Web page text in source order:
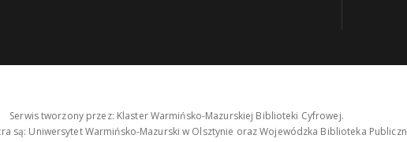
Serwis tworzony przez: Klaster Warmińsko-Mazurskiej Biblioteki Cyfrowej.
są: Uniwersytet Warmińsko-Mazurski w Olsztynie oraz Wojewódzka Biblioteka